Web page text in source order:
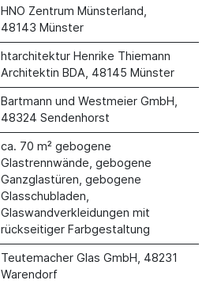
HNO Zentrum Münsterland,
48143 Münster
htarchitektur Henrike Thiemann
Architektin BDA, 48145 Münster
Bartmann und Westmeier GmbH,
48324 Sendenhorst
ca. 70 m² gebogene
Glastrennwände, gebogene
Ganzglastüren, gebogene
Glasschubladen,
Glaswandverkleidungen mit
rückseitiger Farbgestaltung
Teutemacher Glas GmbH, 48231
Warendorf